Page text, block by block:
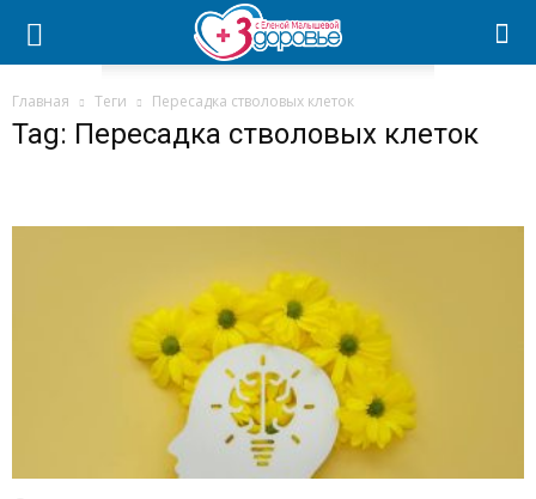
Главная Теги Пересадка стволовых клеток
Tag: Пересадка стволовых клеток